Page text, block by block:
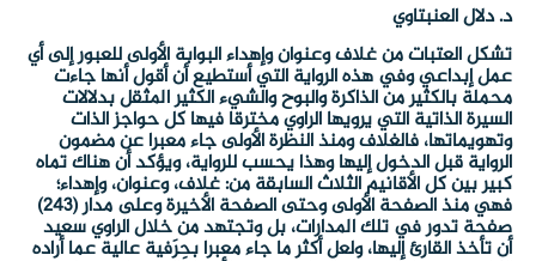
د. دلال العنبتاوي
تشكل العتبات من غلاف وعنوان وإهداء البوابة الأولى للعبور إلى أي
عمل إبداعي وفي هذه الرواية التي أستطيع أن أقول أنها جاءت
محملة بالكثير من الذاكرة والبوح والشيء الكثير المثقل بدلالات
السيرة الذاتية التي يرويها الراوي مخترقا فيها كل حواجز الذات
وتهويماتها، فالغلاف ومنذ النظرة الأولى جاء معبرا عن مضمون
الرواية قبل الدخول إليها وهذا يحسب للرواية، ويؤكد أن هناك تماه
كبير بين كل الأقانيم الثلاث السابقة من: غلاف، وعنوان، وإهداء؛
فهي منذ الصفحة الأولى وحتى الصفحة الأخيرة وعلى مدار (243)
صفحة تدور في تلك المدارات، بل وتجتهد من خلال الراوي سعيد
أن تأخذ القارئ إليها، ولعل أكثر ما جاء معبرا بحِرَفية عالية عما أراده